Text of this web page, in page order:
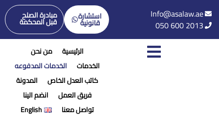
Info@asalaw.ae
050 600 2013
استشارة
قانونية
مبادرة الصلح
قبل المحكمة
الرئيسية
من نحن
الخدمات
الخدمات المدفوعه
كاتب العدل الخاص
المدونة
فريق العمل
انضم الينا
تواصل معنا
English